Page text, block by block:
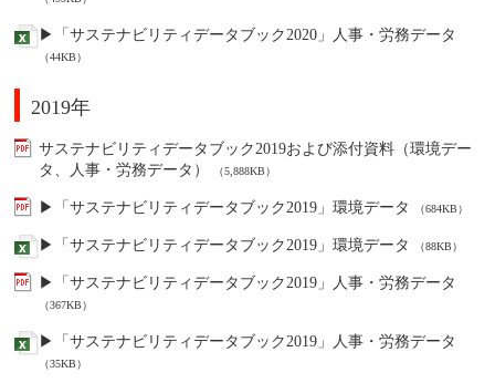
▶「サステナビリティデータブック2020」人事・労務データ
（44KB）
2019年
サステナビリティデータブック2019および添付資料（環境デー
タ、人事・労務データ）
（5,888KB）
▶「サステナビリティデータブック2019」環境データ （684KB）
▶「サステナビリティデータブック2019」環境データ （88KB）
▶「サステナビリティデータブック2019」人事・労務データ
（367KB）
▶「サステナビリティデータブック2019」人事・労務データ
（35KB）